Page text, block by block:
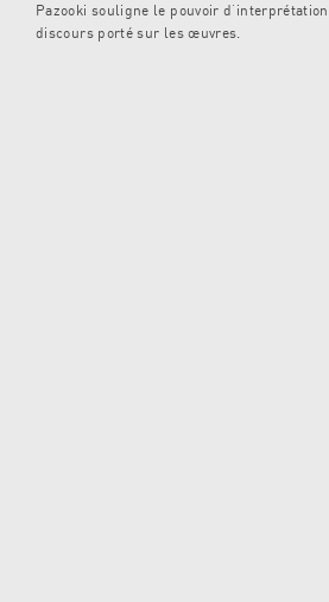
Pazooki souligne le pouvoir
discours porté sur les œuvres.